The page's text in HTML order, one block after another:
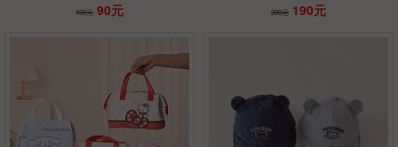
190元 90元 290元 190元